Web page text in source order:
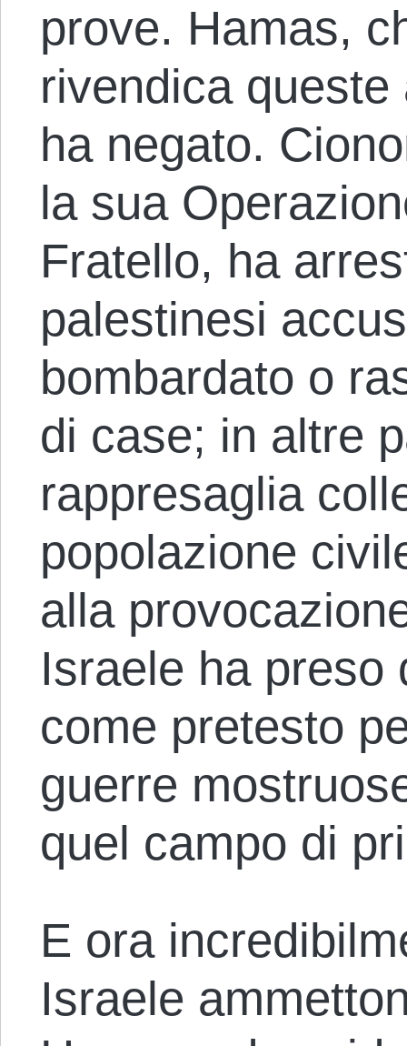
prove. Hamas,
rivendica
ha negato.
la sua
Fratello, ha
palestinesi
bombardato o
di case; in altre
rappresaglia
popolazione
alla
Israele ha preso
come pretesto
guerre
quel campo di
E ora
Israele